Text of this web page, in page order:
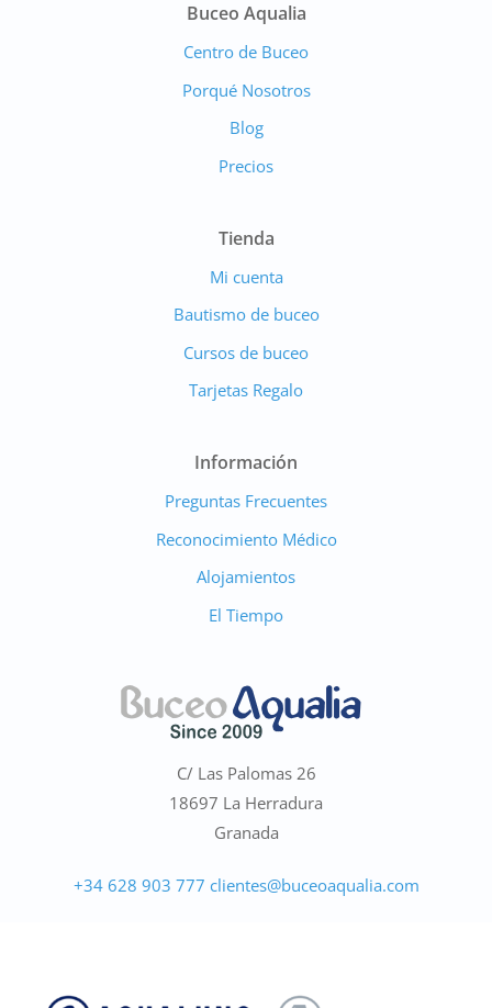
Buceo Aqualia
Centro de Buceo
Porqué Nosotros
Blog
Precios
Tienda
Mi cuenta
Bautismo de buceo
Cursos de buceo
Tarjetas Regalo
Información
Preguntas Frecuentes
Reconocimiento Médico
Alojamientos
El Tiempo
C/ Las Palomas 26
18697 La Herradura
Granada
+34 628 903 777 clientes@buceoaqualia.com
Marino
En línea · Asistente de Buceo Aqualia